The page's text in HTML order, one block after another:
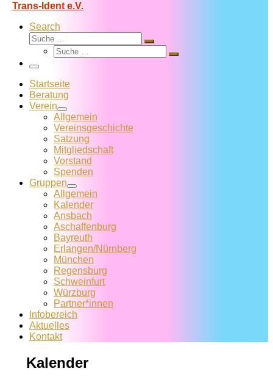
Trans-Ident e.V.
Search
Suche
Suche
Suche
Suche
Menü
Startseite
Beratung
Verein
Allgemein
Vereins­geschichte
Satzung
Mitglied­schaft
Vorstand
Spenden
Gruppen
Allgemein
Kalender
Ansbach
Aschaffenburg
Bayreuth
Erlangen/Nürnberg
München
Regensburg
Schweinfurt
Würzburg
Partner*innen
Infobereich
Aktuelles
Kontakt
Kalender